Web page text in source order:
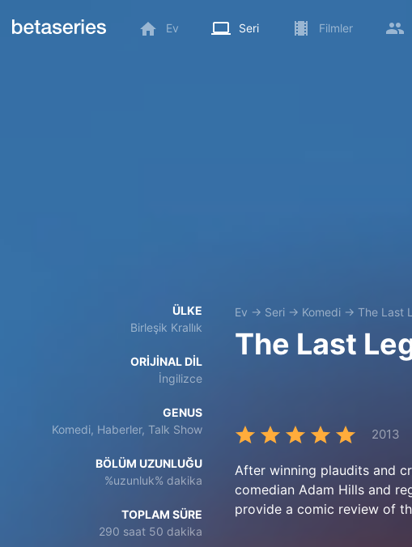
Ev Seri Filmler
ÜLKE
Birleşik Krallık
ORIJINAL DIL
İngilizce
GENUS
Komedi, Haberler, Talk Show
BÖLÜM UZUNLUĞU
%uzunluk% dakika
TOPLAM SÜRE
290 saat 50 dakika
Ev → Seri → Komedi → The Last
The Last
2013
After winning plaudits and
comedian Adam Hills and
provide a comic review of